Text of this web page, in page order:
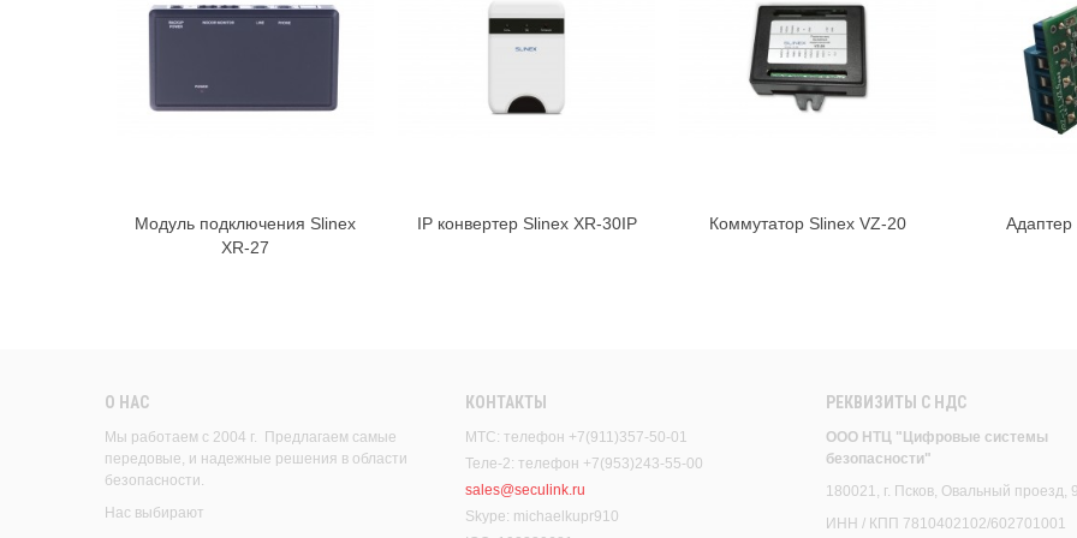
В корзину
Модуль подключения Slinex
XR-27
В корзину
IP конвертер Slinex XR-30IP В корзину
Коммутатор Slinex VZ-20 Адаптер
О НАС
Мы работаем с 2004 г. Предлагаем самые
передовые, и надежные решения в области
безопасности.
Нас выбирают
КОНТАКТЫ
МТС: телефон +7(911)357-50-01
Теле-2: телефон +7(953)243-55-00
sales@seculink.ru
Skype: michaelkupr910
РЕКВИЗИТЫ C НДС
ООО НТЦ "Цифровые системы
безопасности"
180021, г. Псков, Овальный проезд, 9
ИНН / КПП 7810402102/602701001